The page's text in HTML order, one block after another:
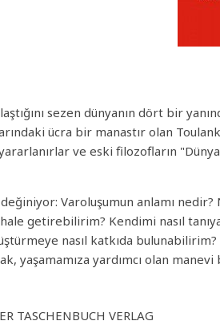
sezen dünyanın dört bir
ücra bir manastır olan
ve eski filozofların
Varoluşumun anlamı
hale getirebilirim? Kendimi nasıl
nasıl katkıda bulunabilirim?
yaşamamıza yardımcı olan
TASCHENBUCH VERLAG